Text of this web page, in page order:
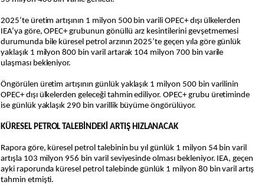
2025’te üretim artışının 1 milyon 500 bin varili OPEC+ dışı ülkelerden
IEA’ya göre, OPEC+ grubunun gönüllü arz kesintilerini gevşetmemesi
durumunda bile küresel petrol arzının 2025’te geçen yıla göre günlük
yaklaşık 1 milyon 800 bin varil artarak 104 milyon 700 bin varile
ulaşması bekleniyor.
Öngörülen üretim artışının günlük yaklaşık 1 milyon 500 bin varilinin
OPEC+ dışı ülkelerden geleceği tahmin ediliyor. OPEC+ grubu üretiminde
ise günlük yaklaşık 290 bin varillik büyüme öngörülüyor.
KÜRESEL PETROL TALEBİNDEKİ ARTIŞ HIZLANACAK
Rapora göre, küresel petrol talebinin bu yıl günlük 1 milyon 54 bin varil
artışla 103 milyon 956 bin varil seviyesinde olması bekleniyor. IEA, geçen
ayki raporunda küresel petrol talebinde günlük 1 milyon 80 bin varil artış
tahmin etmişti.